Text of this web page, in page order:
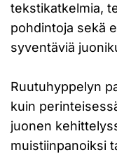
tekstikatkelmia,
pohdintoja sekä
syventäviä
Ruutuhyppelyn
kuin
juonen
muistiinpanoiksi